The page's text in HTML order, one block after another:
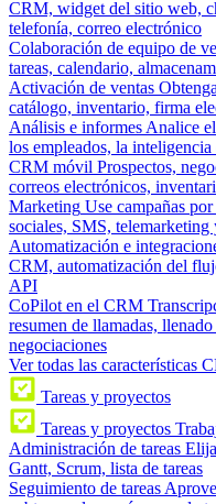
CRM, widget del sitio web,
telefonía, correo electrónico
Colaboración de equipo de
tareas, calendario,
Activación de ventas
catálogo, inventario, firma
Análisis e informes Analice
los empleados, la
CRM móvil Prospectos,
correos electrónicos,
Marketing Use campañas
sociales, SMS, telemarketing
Automatización e
CRM, automatización del
API
CoPilot en el CRM
resumen de llamadas,
negociaciones
Ver todas las características
Tareas y proyectos
Tareas y proyectos
Administración de tareas
Gantt, Scrum, lista de tareas
Seguimiento de tareas